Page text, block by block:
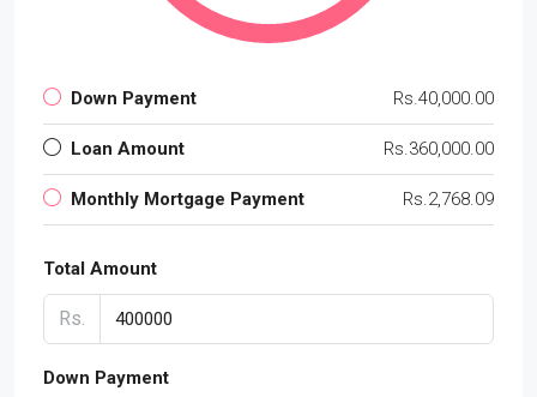
Down Payment Rs.40,000.00
Loan Amount Rs.360,000.00
Monthly Mortgage Payment Rs.2,768.09
Total Amount
Rs.
Down Payment